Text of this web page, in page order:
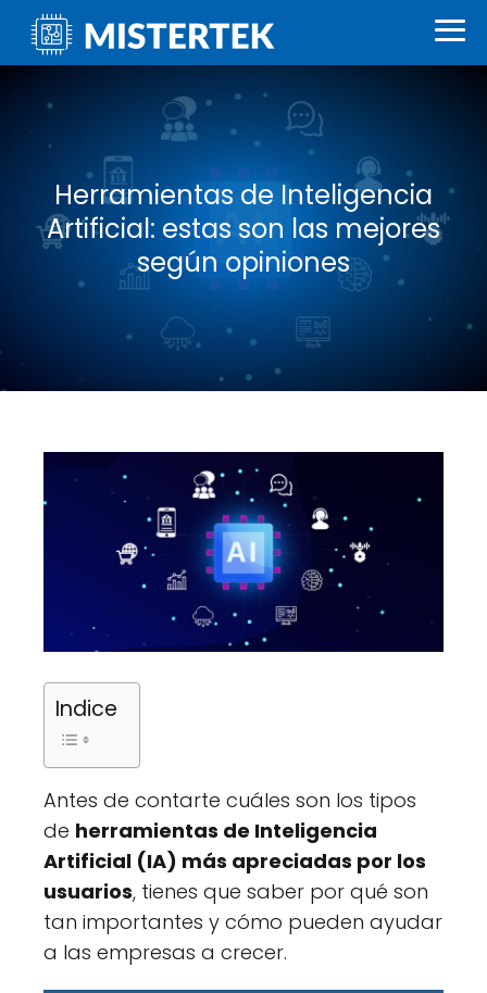
Herramientas de Inteligencia
Artificial: estas son las mejores
según opiniones
Indice
Antes de contarte cuáles son los tipos
de herramientas de Inteligencia
Artificial (IA) más apreciadas por los
usuarios, tienes que saber por qué son
tan importantes y cómo pueden ayudar
a las empresas a crecer.